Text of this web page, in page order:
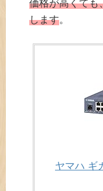
価格が高くても
します。
ヤマハ ギ